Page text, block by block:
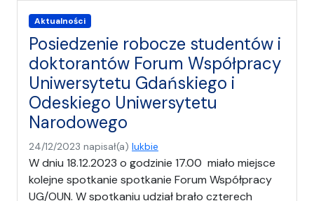
Aktualności
Posiedzenie robocze studentów i
doktorantów Forum Współpracy
Uniwersytetu Gdańskiego i
Odeskiego Uniwersytetu
Narodowego
24/12/2023 napisał(a) lukbie
W dniu 18.12.2023 o godzinie 17.00 miało miejsce
kolejne spotkanie spotkanie Forum Współpracy
UG/OUN. W spotkaniu udział brało czterech